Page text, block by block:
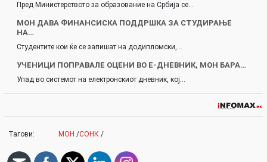
Пред Министерството за образование на Србија се…
МОН ДАВА ФИНАНСИСКА ПОДДРШКА ЗА СТУДИРАЊЕ
НА…
Студентите кои ќе се запишат на додипломски,…
УЧЕНИЦИ ПОПРАВАЛЕ ОЦЕНИ ВО Е-ДНЕВНИК, МОН БАРА…
Упад во системот на електронскиот дневник, кој…
Тагови: МОН /СОНК /